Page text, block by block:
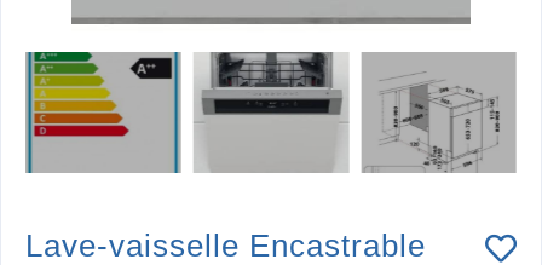
Lave-vaisselle Encastrable